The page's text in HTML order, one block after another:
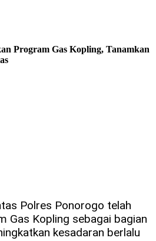
Program Gas Kopling, Tanamkan
Polres Ponorogo telah
Gas Kopling sebagai bagian
kesadaran berlalu